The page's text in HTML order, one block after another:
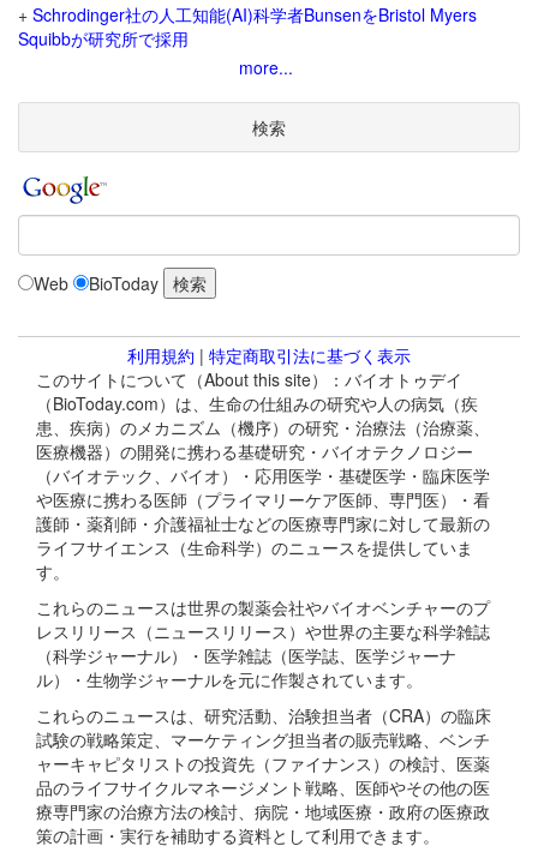
+ Schrodinger社の人工知能(AI)科学者BunsenをBristol Myers
Squibbが研究所で採用
more...
検索
Web BioToday
利用規約 | 特定商取引法に基づく表示
このサイトについて（About this site）：バイオトゥデイ
（BioToday.com）は、生命の仕組みの研究や人の病気（疾
患、疾病）のメカニズム（機序）の研究・治療法（治療薬、
医療機器）の開発に携わる基礎研究・バイオテクノロジー
（バイオテック、バイオ）・応用医学・基礎医学・臨床医学
や医療に携わる医師（プライマリーケア医師、専門医）・看
護師・薬剤師・介護福祉士などの医療専門家に対して最新の
ライフサイエンス（生命科学）のニュースを提供していま
す。
これらのニュースは世界の製薬会社やバイオベンチャーのプ
レスリリース（ニュースリリース）や世界の主要な科学雑誌
（科学ジャーナル）・医学雑誌（医学誌、医学ジャーナ
ル）・生物学ジャーナルを元に作製されています。
これらのニュースは、研究活動、治験担当者（CRA）の臨床
試験の戦略策定、マーケティング担当者の販売戦略、ベンチ
ャーキャピタリストの投資先（ファイナンス）の検討、医薬
品のライフサイクルマネージメント戦略、医師やその他の医
療専門家の治療方法の検討、病院・地域医療・政府の医療政
策の計画・実行を補助する資料として利用できます。